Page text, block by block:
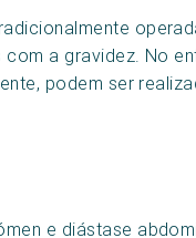
a gravidez. No
podem ser
e diástase